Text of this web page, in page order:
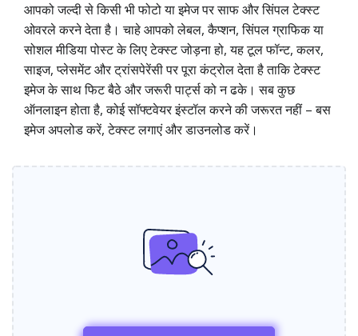
आपको जल्दी से किसी भी फोटो या इमेज पर साफ और सिंपल टेक्स्ट
ओवरले करने देता है। चाहे आपको लेबल, कैप्शन, सिंपल ग्राफिक या
सोशल मीडिया पोस्ट के लिए टेक्स्ट जोड़ना हो, यह टूल फॉन्ट, कलर,
साइज, प्लेसमेंट और ट्रांसपेरेंसी पर पूरा कंट्रोल देता है ताकि टेक्स्ट
इमेज के साथ फिट बैठे और जरूरी पार्ट्स को न ढके। सब कुछ
ऑनलाइन होता है, कोई सॉफ्टवेयर इंस्टॉल करने की जरूरत नहीं – बस
इमेज अपलोड करें, टेक्स्ट लगाएं और डाउनलोड करें।